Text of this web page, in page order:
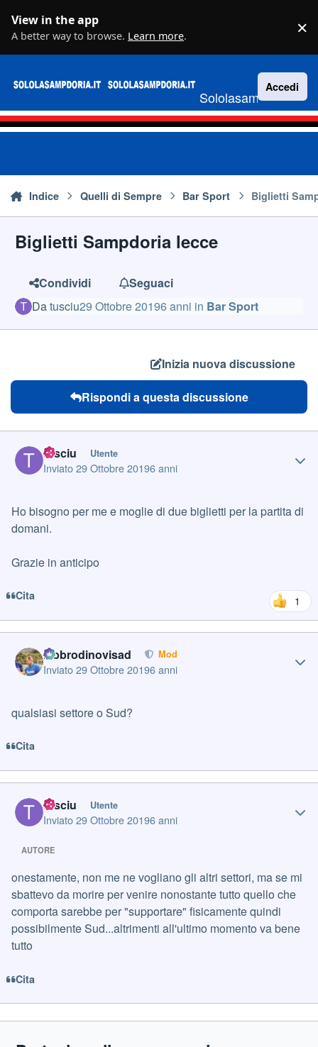
View in the app
A better way to browse. Learn more. ×
Sololasampdoria.it
Accedi
Indice Quelli di Sempre Bar Sport Biglietti
Biglietti Sampdoria lecce
Condividi
Seguaci
Datusciu29 Ottobre 20196 anni in Bar Sport
Inizia nuova discussione
Rispondi a questa discussione
tusciu Utente
Inviato29 Ottobre 20196 anni
Ho bisogno per me e moglie di due biglietti per la partita di
domani.
Grazie in anticipo
Cita 1
labbrodinovisad Mod
Inviato29 Ottobre 20196 anni
qualsiasi settore o Sud?
Cita
tusciu Utente
Inviato29 Ottobre 20196 anni
AUTORE
onestamente, non me ne vogliano gli altri settori, ma se mi
sbattevo da morire per venire nonostante tutto quello che
comporta sarebbe per "supportare" fisicamente quindi
possibilmente Sud...altrimenti all'ultimo momento va bene
tutto
Cita